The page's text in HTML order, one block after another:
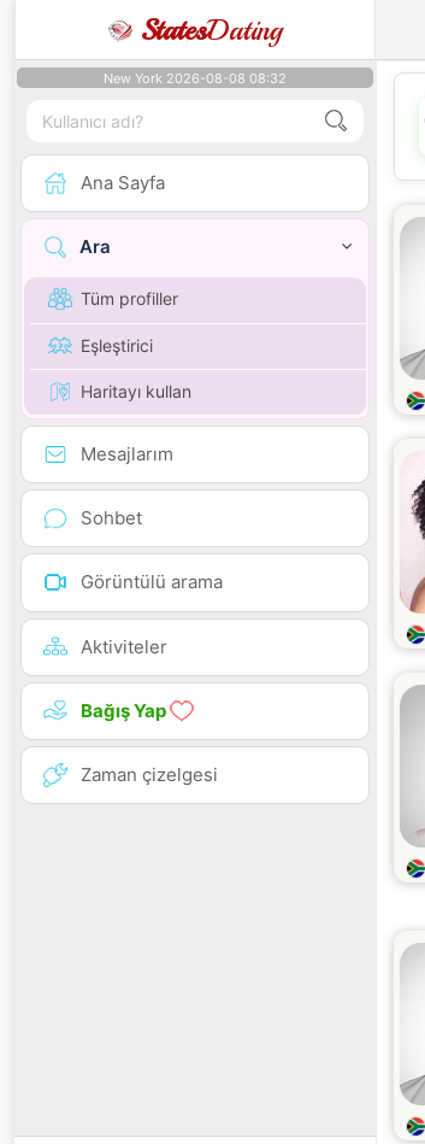
StatesDating
New York 2026-08-08 08:32
Ana Sayfa
Ara
Tüm profiller
Eşleştirici
Haritayı kullan
Mesajlarım
Sohbet
Görüntülü arama
Aktiviteler
Bağış Yap
Zaman çizelgesi